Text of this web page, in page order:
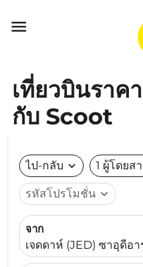

เที่ยวบินราค
กับ Scoot
ไป-กลับ expand_more 1 ผู้โดยส
รหัสโปรโมชั่น expand_more
จาก
เจดดาห์ (JED) ซาอุดีอา